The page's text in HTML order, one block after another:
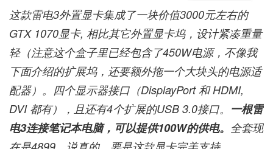
这款雷电3外置显卡集成了一块价值3000元左右的
GTX 1070显卡, 相比其它外置显卡坞，设计紧凑重量
轻（注意这个盒子里已经包含了450W电源，不像我
下面介绍的扩展坞，还要额外拖一个大块头的电源适
配器）。四个显示器接口（DisplayPort 和 HDMI,
DVI 都有），且还有4个扩展的USB 3.0接口。 一根雷
电3连接笔记本电脑，可以提供100W的供电。 全套现